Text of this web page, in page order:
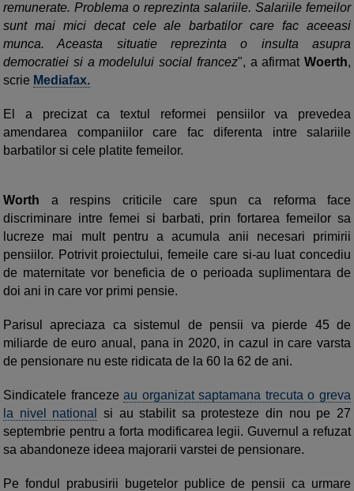
remunerate. Problema o reprezinta salariile. Salariile femeilor
sunt mai mici decat cele ale barbatilor care fac aceeasi
munca. Aceasta situatie reprezinta o insulta asupra
democratiei si a modelului social francez", a afirmatWoerth,
scrie Mediafax.
El a precizat ca textul reformei pensiilor va prevedea
amendarea companiilor care fac diferenta intre salariile
barbatilor si cele platite femeilor.
Worth a respins criticile care spun ca reforma face
discriminare intre femei si barbati, prin fortarea femeilor sa
lucreze mai mult pentru a acumula anii necesari primirii
pensiilor. Potrivit proiectului, femeile care si-au luat concediu
de maternitate vor beneficia de o perioada suplimentara de
doi ani in care vor primi pensie.
Parisul apreciaza ca sistemul de pensii va pierde 45 de
miliarde de euro anual, pana in 2020, in cazul in care varsta
de pensionare nu este ridicata de la 60 la 62 de ani.
Sindicatele francezeau organizat saptamana trecuta o greva
la nivel national
si au stabilit sa protesteze din nou pe 27
septembrie pentru a forta modificarea legii. Guvernul a refuzat
sa abandoneze ideea majorarii varstei de pensionare.
Pe fondul prabusirii bugetelor publice de pensii ca urmare